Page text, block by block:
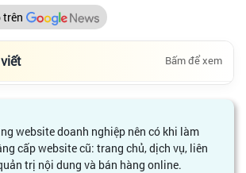
trên
Bấm để xem
website doanh nghiệp nên có khi làm
cấp website cũ: trang chủ, dịch vụ, liên
trị nội dung và bán hàng online.